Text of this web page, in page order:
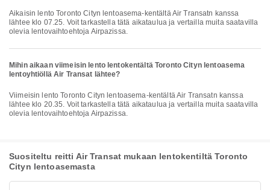
Aikaisin lento Toronto Cityn lentoasema-kentältä Air Transatn kanssa
lähtee klo 07.25. Voit tarkastella tätä aikataulua ja vertailla muita saatavilla
olevia lentovaihtoehtoja Airpazissa.
Mihin aikaan viimeisin lento lentokentältä Toronto Cityn lentoasema
lentoyhtiöllä Air Transat lähtee?
Viimeisin lento Toronto Cityn lentoasema-kentältä Air Transatn kanssa
lähtee klo 20.35. Voit tarkastella tätä aikataulua ja vertailla muita saatavilla
olevia lentovaihtoehtoja Airpazissa.
Suositeltu reitti Air Transat mukaan lentokentiltä Toronto
Cityn lentoasemasta